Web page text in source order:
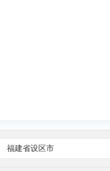
福建省设区市